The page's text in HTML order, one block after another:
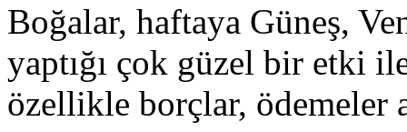
Boğalar, haftaya Güneş,
yaptığı çok güzel bir etki
özellikle borçlar, ödemeler